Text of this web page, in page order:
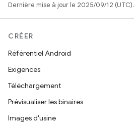
Dernière mise à jour le 2025/09/12 (UTC).
CRÉER
Référentiel Android
Exigences
Téléchargement
Prévisualiser les binaires
Images d'usine